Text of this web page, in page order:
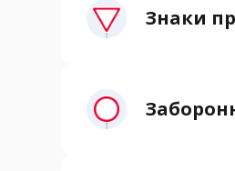
Знаки